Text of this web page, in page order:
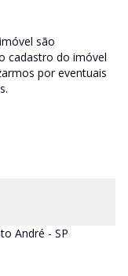
são
cadastro do imóvel
por eventuais
André - SP